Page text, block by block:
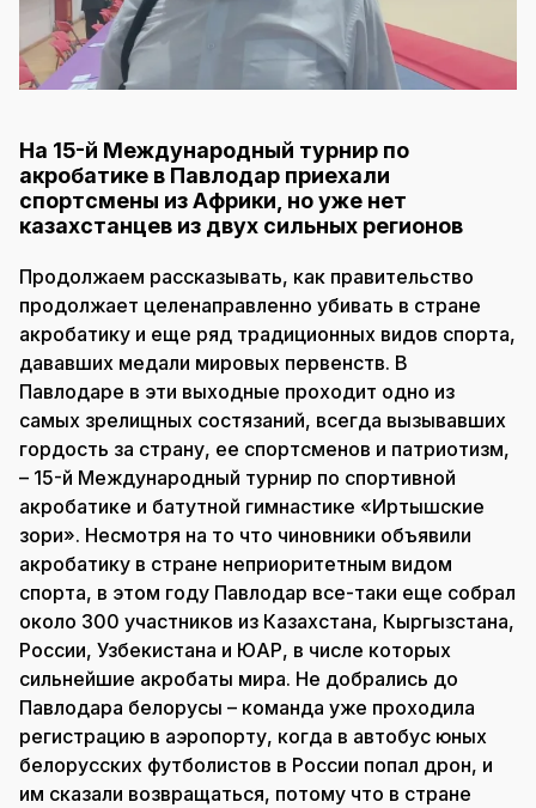
На 15-й Международный турнир по
акробатике в Павлодар приехали
спортсмены из Африки, но уже нет
казахстанцев из двух сильных регионов
Продолжаем рассказывать, как правительство
продолжает целенаправленно убивать в стране
акробатику и еще ряд традиционных видов спорта,
дававших медали мировых первенств. В
Павлодаре в эти выходные проходит одно из
самых зрелищных состязаний, всегда вызывавших
гордость за страну, ее спортсменов и патриотизм,
– 15-й Международный турнир по спортивной
акробатике и батутной гимнастике «Иртышские
зори». Несмотря на то что чиновники объявили
акробатику в стране неприоритетным видом
спорта, в этом году Павлодар все-таки еще собрал
около 300 участников из Казахстана, Кыргызстана,
России, Узбекистана и ЮАР, в числе которых
сильнейшие акробаты мира. Не добрались до
Павлодара белорусы – команда уже проходила
регистрацию в аэропорту, когда в автобус юных
белорусских футболистов в России попал дрон, и
им сказали возвращаться, потому что в стране